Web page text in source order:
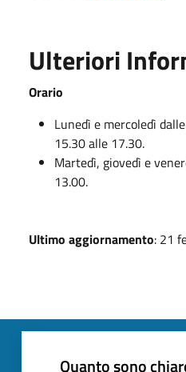
Ulteriori
Orario
Lunedì e mercoledì
15.30 alle 17.30.
Martedì, giovedì e
13.00.
Ultimo aggiornamento: 21
Quanto sono